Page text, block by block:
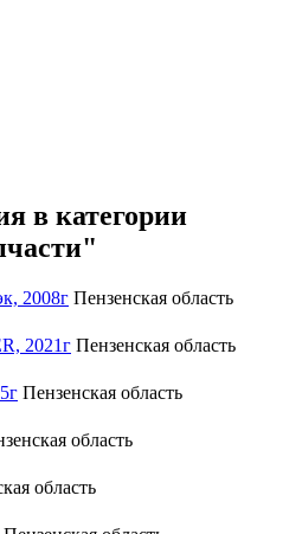
в категории
2008г Пензенская область
2021г Пензенская область
Пензенская область
область
область